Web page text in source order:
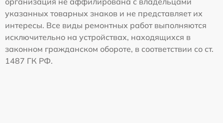
указанных товарных знаков и не представляет их
интересы. Все виды ремонтных работ выполняются
исключительно на устройствах, находящихся в
законном гражданском обороте, в соответствии со ст.
1487 ГК РФ.